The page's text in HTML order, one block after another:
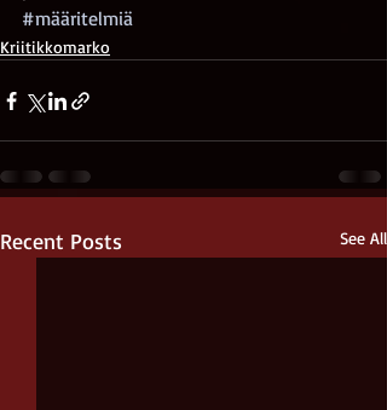
#määritelmiä
Kriitikkomarko
Recent Posts See All